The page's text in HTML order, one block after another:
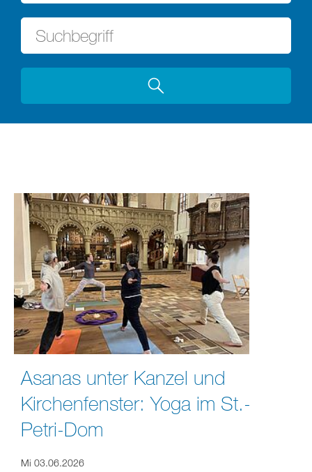
Asanas unter Kanzel und
Kirchenfenster: Yoga im St.-
Petri-Dom
Mi 03.06.2026